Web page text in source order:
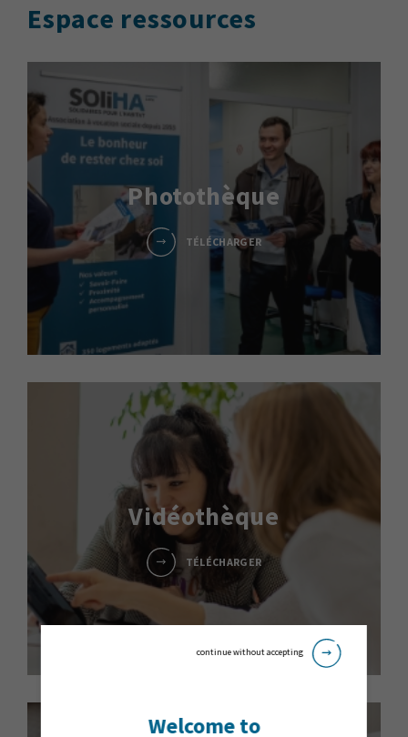
Espace ressources
Photothèque
TÉLÉCHARGER
Vidéothèque
TÉLÉCHARGER
continue without accepting
Welcome to